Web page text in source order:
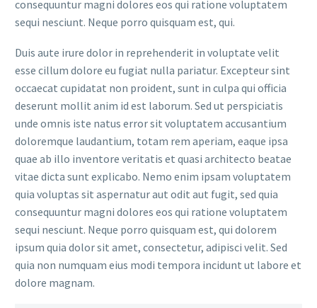
consequuntur magni dolores eos qui ratione voluptatem
sequi nesciunt. Neque porro quisquam est, qui.
Duis aute irure dolor in reprehenderit in voluptate velit
esse cillum dolore eu fugiat nulla pariatur. Excepteur sint
occaecat cupidatat non proident, sunt in culpa qui officia
deserunt mollit anim id est laborum. Sed ut perspiciatis
unde omnis iste natus error sit voluptatem accusantium
doloremque laudantium, totam rem aperiam, eaque ipsa
quae ab illo inventore veritatis et quasi architecto beatae
vitae dicta sunt explicabo. Nemo enim ipsam voluptatem
quia voluptas sit aspernatur aut odit aut fugit, sed quia
consequuntur magni dolores eos qui ratione voluptatem
sequi nesciunt. Neque porro quisquam est, qui dolorem
ipsum quia dolor sit amet, consectetur, adipisci velit. Sed
quia non numquam eius modi tempora incidunt ut labore et
dolore magnam.